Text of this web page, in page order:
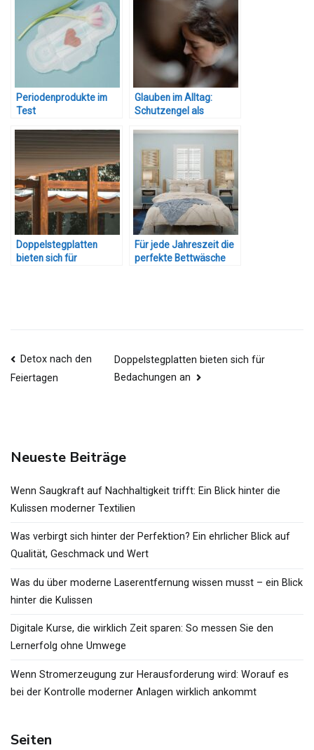
Periodenprodukte im
Test
Glauben im Alltag:
Schutzengel als
Doppelstegplatten
bieten sich für
Für jede Jahreszeit die
perfekte Bettwäsche
Beitragsnavigation
Detox nach den
Feiertagen
Doppelstegplatten bieten sich für
Bedachungen an
Neueste Beiträge
Wenn Saugkraft auf Nachhaltigkeit trifft: Ein Blick hinter die
Kulissen moderner Textilien
Was verbirgt sich hinter der Perfektion? Ein ehrlicher Blick auf
Qualität, Geschmack und Wert
Was du über moderne Laserentfernung wissen musst – ein Blick
hinter die Kulissen
Digitale Kurse, die wirklich Zeit sparen: So messen Sie den
Lernerfolg ohne Umwege
Wenn Stromerzeugung zur Herausforderung wird: Worauf es
bei der Kontrolle moderner Anlagen wirklich ankommt
Seiten